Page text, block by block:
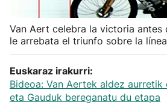
Atletismo
Más deportes
Van Aert celebra la victoria antes
le arrebata el triunfo sobre la
Euskaraz irakurri:
Bideoa: Van Aertek aldez
eta Gauduk bereganatu du etapa